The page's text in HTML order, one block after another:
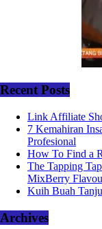
Recent Posts
Link Affiliate
7 Kemahiran
Profesional
How To Find a
The Tapping
MixBerry
Kuih Buah
Archives